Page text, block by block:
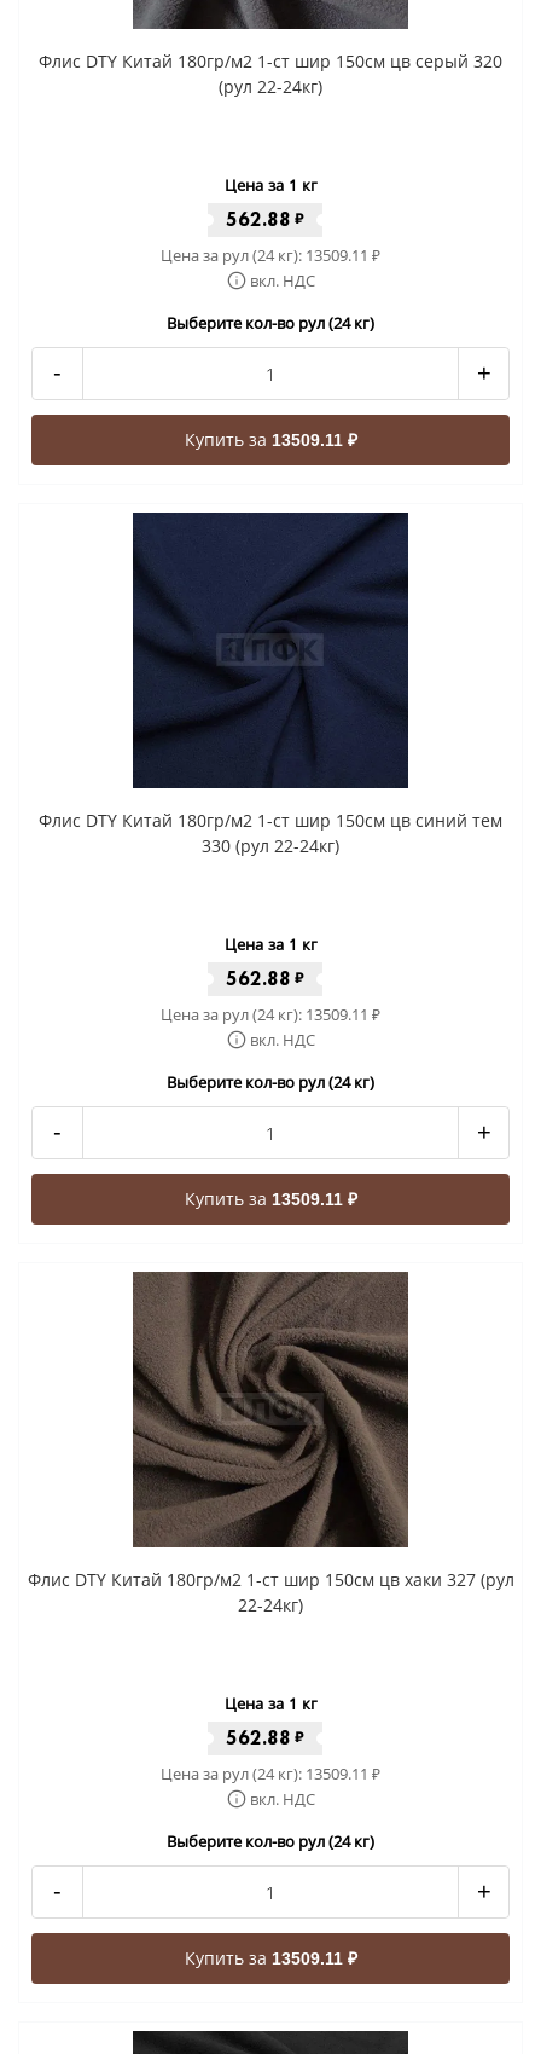
Флис DTY Китай 180гр/м2 1-ст шир 150см цв серый 320
(рул 22-24кг)
Цена за 1 кг
562.88 ₽
Цена за рул (24 кг): 13509.11 ₽
вкл. НДС
Выберите кол-во рул (24 кг)
- +
Купить за 13509.11 ₽
Флис DTY Китай 180гр/м2 1-ст шир 150см цв синий тем
330 (рул 22-24кг)
Цена за 1 кг
562.88 ₽
Цена за рул (24 кг): 13509.11 ₽
вкл. НДС
Выберите кол-во рул (24 кг)
- +
Купить за 13509.11 ₽
Флис DTY Китай 180гр/м2 1-ст шир 150см цв хаки 327 (рул
22-24кг)
Цена за 1 кг
562.88 ₽
Цена за рул (24 кг): 13509.11 ₽
вкл. НДС
Выберите кол-во рул (24 кг)
- +
Купить за 13509.11 ₽